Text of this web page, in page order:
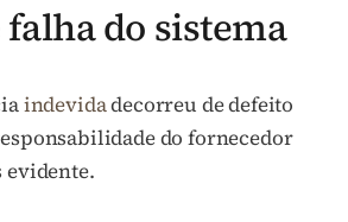
falha do sistema
indevidadecorreu de defeito
do fornecedor
evidente.